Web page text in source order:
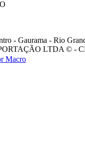
- Gaurama - Rio
LTDA © -
Macro